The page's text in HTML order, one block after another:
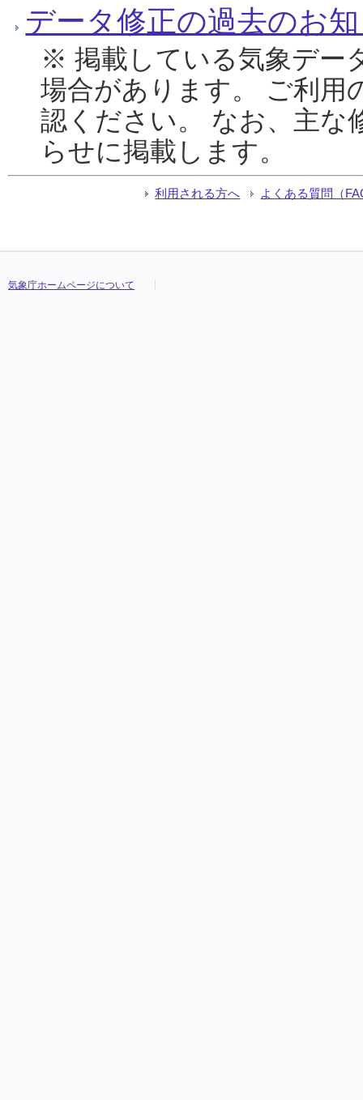
データ修正の過去のお
※ 掲載している気象デー
場合があります。 ご利用
認ください。 なお、主な
らせに掲載します。
利用される方へ よくある質問（
気象庁ホームページについて